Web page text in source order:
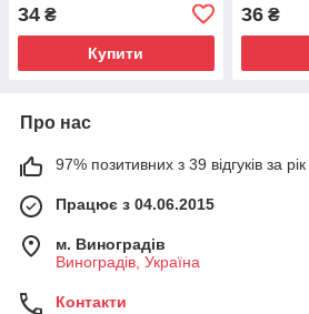
34 ₴
Купити
36₴
Про нас
97% позитивних з 39 відгуків за рік
Працює з 04.06.2015
м. Виноградів
Виноградів, Україна
Контакти